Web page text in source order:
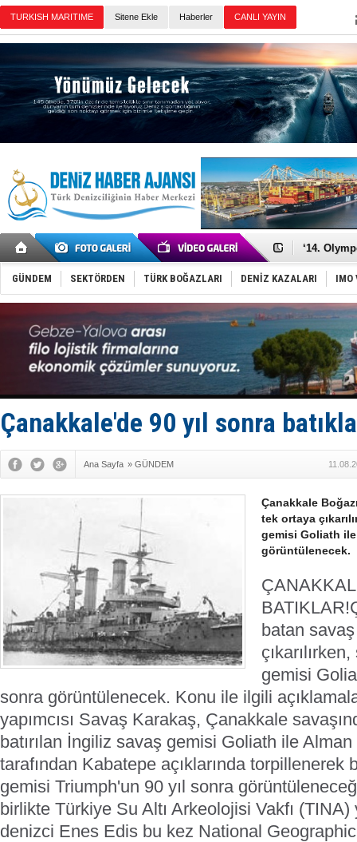
TURKISH MARITIME Sitene Ekle Haberler CANLI YAYIN
Denizcilik
‘14.
Taksi
TÜRKLİM
SOCAR da
D-Marin,
Van’da
TAYK -
GÜNDEM SEKTÖRDEN TÜRK BOĞAZLARI DENİZ KAZALARI IMO
Çanakkale'de 90 yıl sonra
Ana Sayfa » GÜNDEM
Çanakkale
tek ortaya
gemisi Goliath
görüntülenecek.
BATIKLAR!
batan
gemisi
sonra görüntülenecek. Konu ile ilgili
yapımcısı Savaş Karakaş, Çanakkale
batırılan İngiliz savaş gemisi Goliath ile Alman
tarafından Kabatepe açıklarında torpillenerek
gemisi Triumph'un 90 yıl sonra
birlikte Türkiye Su Altı Arkeolojisi Vakfı
denizci Enes Edis bu kez National